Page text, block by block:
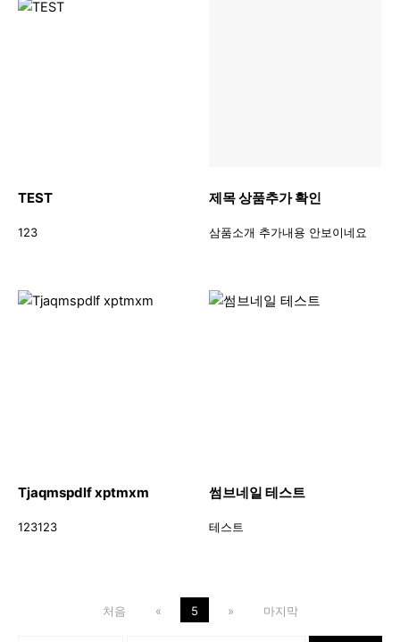
TEST
123
제목 상품추가 확인
삼품소개 추가내용 안보이네요
Tjaqmspdlf xptmxm
123123
썸브네일 테스트
테스트
처음 « 5 » 마지막